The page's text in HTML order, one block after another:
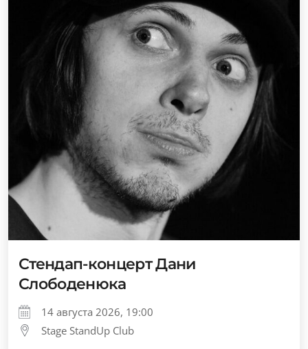
Стендап-концерт Дани
Слободенюка
14 августа 2026, 19:00
Stage StandUp Club